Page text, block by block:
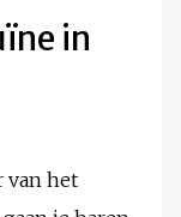
in
van het